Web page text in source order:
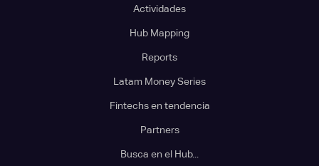
Actividades
Hub Mapping
Reports
Latam Money Series
Fintechs en tendencia
Partners
Busca en el Hub...